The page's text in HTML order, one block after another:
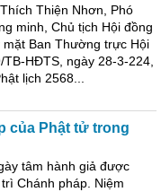
Thiện Nhơn, Phó
minh , Chủ tịch Hội đồng
Ban Thường trực Hội
HĐTS, ngày 28-3-224,
lịch 2568...
của Phật tử trong
tâm hành giả được
Chánh pháp. Niệm